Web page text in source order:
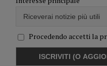
Procedendo accetti la